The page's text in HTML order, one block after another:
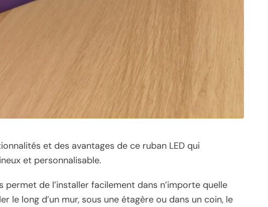
et des avantages de ce ruban LED qui
et personnalisable.
permet de l’installer facilement dans n’importe quelle
le long d’un mur, sous une étagère ou dans un coin, le